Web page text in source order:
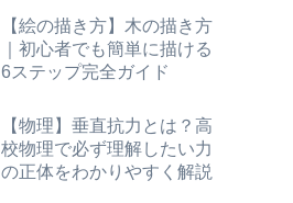
【絵の描き方】木の描き方
｜初心者でも簡単に描ける
6ステップ完全ガイド
【物理】垂直抗力とは？高
校物理で必ず理解したい力
の正体をわかりやすく解説